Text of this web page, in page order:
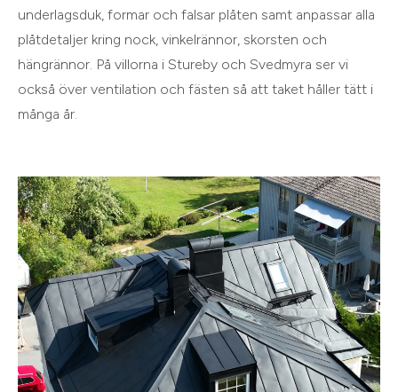
underlagsduk, formar och falsar plåten samt anpassar alla
plåtdetaljer kring nock, vinkelrännor, skorsten och
hängrännor. På villorna i Stureby och Svedmyra ser vi
också över ventilation och fästen så att taket håller tätt i
många år.